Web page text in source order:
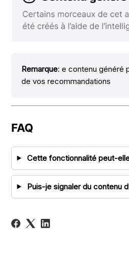
Remarque: e contenu généré
de vos recommandations
FAQ
Cette fonctionnalité peut-
Puis-je signaler du contenu